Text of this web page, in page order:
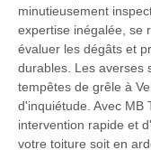
minutieusement
expertise inégalée, se
évaluer les dégâts et
durables. Les averses
tempêtes de grêle à
d'inquiétude. Avec MB
intervention rapide et
votre toiture soit en